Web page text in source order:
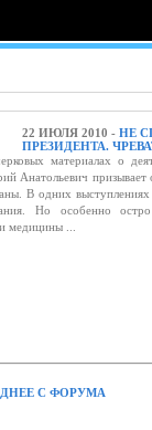
22 ИЮЛЯ 2010 - НЕ
ПРЕЗИДЕНТА.
материалах о
призывает
В одних
Но особенно
медицины ...
С ФОРУМА